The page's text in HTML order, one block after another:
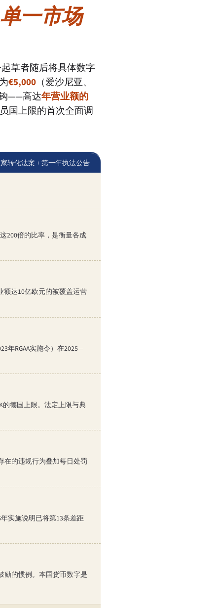
一市场
草者随后将具体数字
€5,000 （爱沙尼亚、
——高达年营业额的
国上限的首次全面调
转化法案 + 第一年执法公告
200倍的比率，是衡量各成
额达10亿欧元的被覆盖运营
年RGAA实施令）在2025—
的德国上限。法定上限与典
在的违规行为叠加每日处罚
实施说明已将第13条差距
励的惯例。本国货币数字是